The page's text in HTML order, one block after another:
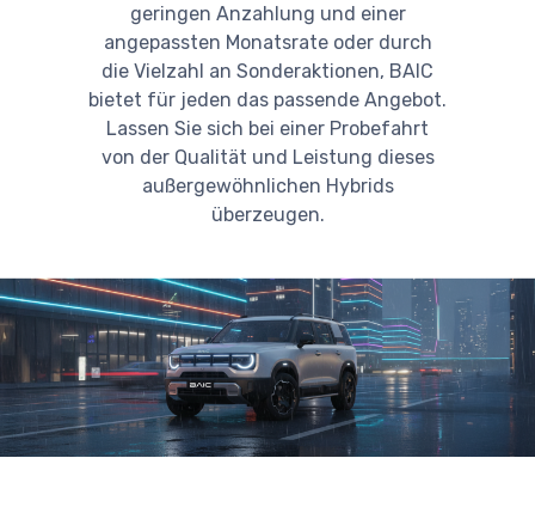
geringen Anzahlung und einer
angepassten Monatsrate oder durch
die Vielzahl an Sonderaktionen, BAIC
bietet für jeden das passende Angebot.
Lassen Sie sich bei einer Probefahrt
von der Qualität und Leistung dieses
außergewöhnlichen Hybrids
überzeugen.